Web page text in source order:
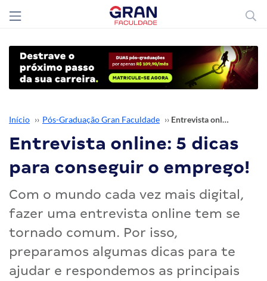
Início ›› Pós-Graduação Gran Faculdade ›› Entrevista online: 5 dicas para conseguir o emprego!
Entrevista online: 5 dicas
para conseguir o emprego!
Com o mundo cada vez mais digital,
fazer uma entrevista online tem se
tornado comum. Por isso,
preparamos algumas dicas para te
ajudar e respondemos as principais